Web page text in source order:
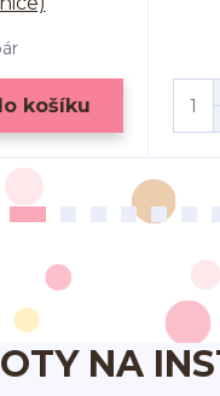
košíku
NA